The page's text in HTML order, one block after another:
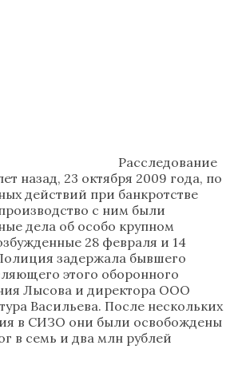
Расследование
назад, 23 октября 2009 года, по
действий при банкротстве
с ним были
дела об особо крупном
28 февраля и 14
задержала бывшего
этого оборонного
Лысова и директора ООО
Васильева. После нескольких
в СИЗО они были освобождены
в семь и два млн рублей